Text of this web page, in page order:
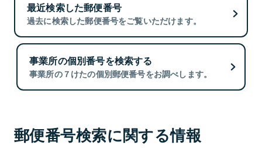
最近検索した郵便番号
過去に検索した郵便番号をご覧いただけます。
事業所の個別番号を検索する
事業所の７けたの個別郵便番号をお調べします。
郵便番号検索に関する情報